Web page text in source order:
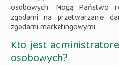
osobowych. Mogą Państwo
zgodami na przetwarzanie
zgodami marketingowymi.
Kto jest
osobowych?